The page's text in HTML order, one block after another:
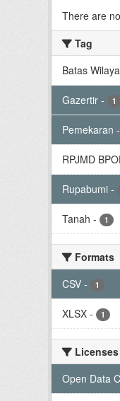
There are
Tag
Batas
Gazertir - 1
Pemekaran -
RPJMD
Rupabumi -
Tanah - 1
Formats
CSV - 1
XLSX - 1
Licenses
Open Data